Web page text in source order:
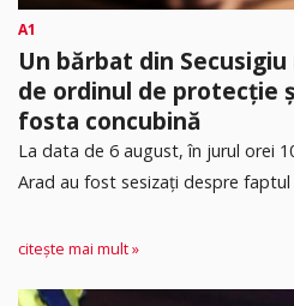
A1
Un bărbat din
de ordinul de protecție
fosta concubină
​La data de 6 august, în jurul orei
Arad au fost sesizați despre faptul
citește mai mult »